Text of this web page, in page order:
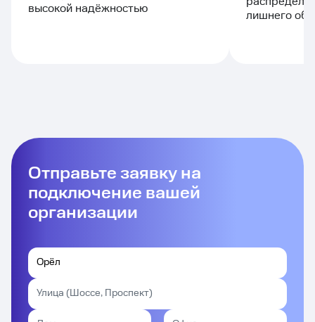
высокой надёжностью
лишнего
Отправьте заявку на
подключение вашей
организации